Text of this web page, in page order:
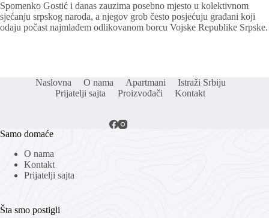
Spomenko Gostić i danas zauzima posebno mjesto u kolektivnom
sjećanju srpskog naroda, a njegov grob često posjećuju građani koji
odaju počast najmlađem odlikovanom borcu Vojske Republike Srpske.
Naslovna O nama Apartmani
Istraži Srbiju
Prijatelji sajta
Proizvođači Kontakt
Samo domaće
O nama
Kontakt
Prijatelji sajta
Šta smo postigli